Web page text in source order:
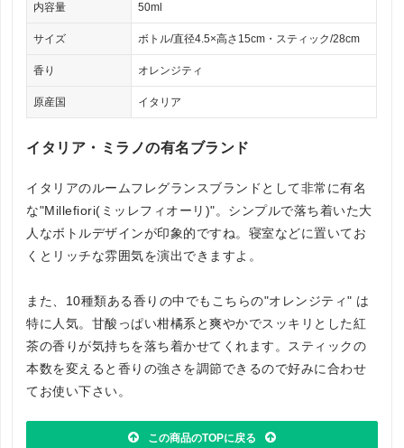
内容量 50ml
サイズ ボトル/直径4.5×高さ15cm・スティック/28cm
香り オレンジティ
原産国 イタリア
イタリア・ミラノの有名ブランド
イタリアのルームフレグランスブランドとして非常に有名
な"Millefiori(ミッレフィオーリ)"。シンプルで落ち着いた大
人なボトルデザインが印象的ですね。寝室などに置いてお
くとリッチな雰囲気を演出できますよ。
また、10種類ある香りの中でもこちらの"オレンジティ" は
特に人気。甘酸っぱい柑橘系と爽やかでスッキリとした紅
茶の香りが気持ちを落ち着かせてくれます。スティックの
本数を変えると香りの強さを調節できるので好みに合わせ
てお使い下さい。
この商品のTOPに戻る